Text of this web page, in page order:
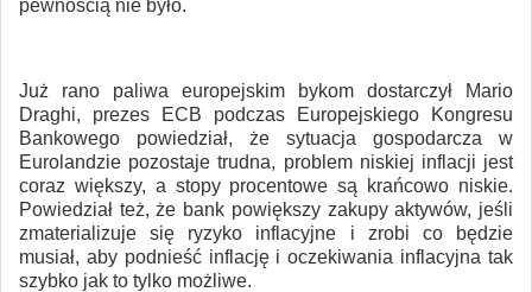
pewnością nie było.
Już rano paliwa europejskim bykom dostarczył Mario
Draghi, prezes ECB podczas Europejskiego Kongresu
Bankowego powiedział, że sytuacja gospodarcza w
Eurolandzie pozostaje trudna, problem niskiej inflacji jest
coraz większy, a stopy procentowe są krańcowo niskie.
Powiedział też, że bank powiększy zakupy aktywów, jeśli
zmaterializuje się ryzyko inflacyjne i zrobi co będzie
musiał, aby podnieść inflację i oczekiwania inflacyjna tak
szybko jak to tylko możliwe.